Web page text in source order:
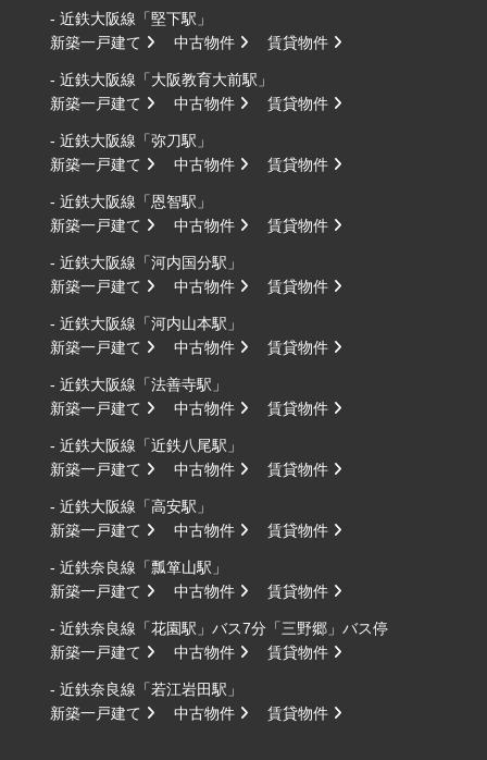
- 近鉄大阪線「堅下駅」
新築一戸建て
中古物件 賃貸物件
- 近鉄大阪線「大阪教育大前駅」
新築一戸建て
中古物件 賃貸物件
- 近鉄大阪線「弥刀駅」
新築一戸建て
中古物件 賃貸物件
- 近鉄大阪線「恩智駅」
新築一戸建て
中古物件 賃貸物件
- 近鉄大阪線「河内国分駅」
新築一戸建て
中古物件 賃貸物件
- 近鉄大阪線「河内山本駅」
新築一戸建て
中古物件 賃貸物件
- 近鉄大阪線「法善寺駅」
新築一戸建て
中古物件 賃貸物件
- 近鉄大阪線「近鉄八尾駅」
新築一戸建て
中古物件 賃貸物件
- 近鉄大阪線「高安駅」
新築一戸建て
中古物件 賃貸物件
- 近鉄奈良線「瓢箪山駅」
新築一戸建て
中古物件 賃貸物件
- 近鉄奈良線「花園駅」バス7分「三野郷」バス停
新築一戸建て
中古物件 賃貸物件
- 近鉄奈良線「若江岩田駅」
新築一戸建て
中古物件 賃貸物件